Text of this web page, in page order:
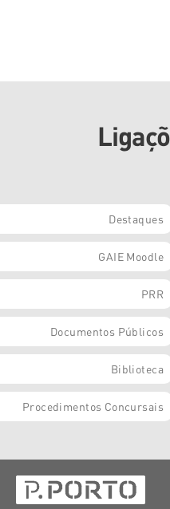
Destaques
GAIE Moodle
PRR
Documentos Públicos
Biblioteca
Procedimentos Concursais